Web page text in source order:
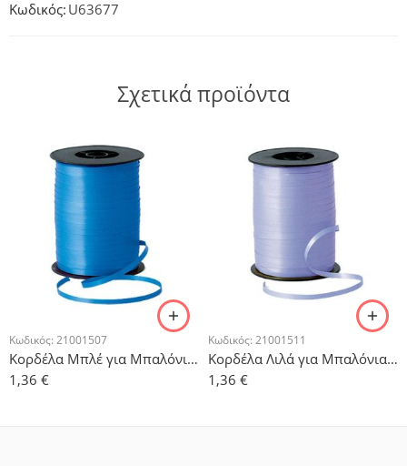
Κωδικός: U63677
Σχετικά προϊόντα
Κωδικός: 21001507
Κορδέλα Μπλέ για Μπαλόνια 500μ
1,36 €
Κωδικός: 21001511
Κορδέλα Λιλά για Μπαλόνια 500μ
1,36 €